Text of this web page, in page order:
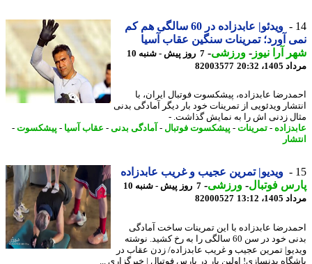
ویدئو| عابدزاده در 60 سالگی هم کم
آورد؛ تمرینات سنگین عقاب آسیا
آرا نیوز-ورزشی-
7 روز پیش - شنبه 10
20:32
82003577
عابدزاده، پیشکسوت فوتبال ایران، با
ویدئویی از تمرینات خود بار دیگر آمادگی بدنی
زدنی اش را به نمایش گذاشت. -
- تمرینات -پیشکسوت فوتبال-آمادگی بدنی-عقاب آسیا -پیشکسوت-
ویدیو| تمرین عجیب و غریب عابدزاده
فوتبال-ورزشی-
7 روز پیش - شنبه 10
13:12
82000527
عابدزاده با این تمرینات ساخت آمادگی
بدنی خود در سن 60 سالگی را به رخ کشید. نوشته
تمرین عجیب و غریب عابدزاده/ زدن عقاب در
بدنسازی! اولین بار در پارس فوتبال | خبرگزاری ...